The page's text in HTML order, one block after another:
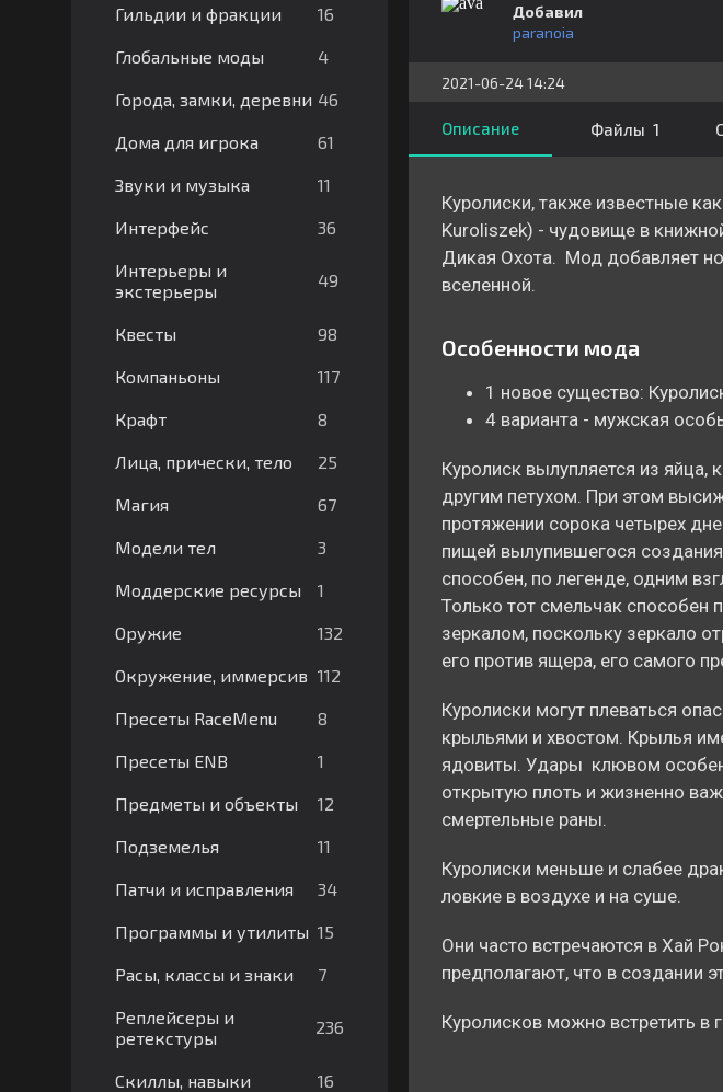
Гильдии и фракции 16
Глобальные моды 4
Города, замки, деревни 46
Дома для игрока 61
Звуки и музыка 11
Интерфейс 36
Интерьеры и
экстерьеры
49
Квесты 98
Компаньоны 117
Крафт 8
Лица, прически, тело 25
Магия 67
Модели тел 3
Моддерские ресурсы 1
Оружие 132
Окружение, иммерсив 112
Пресеты RaceMenu 8
Пресеты ENB 1
Предметы и объекты 12
Подземелья 11
Патчи и исправления 34
Программы и утилиты 15
Расы, классы и знаки 7
Реплейсеры и
ретекстуры
236
Скиллы, навыки 16
Добавил
paranoia
2021-06-24 14:24
Описание Файлы 1
Куролиски, также известные
Kuroliszek) - чудовище в
Дикая Охота. Мод добавляет
вселенной.
Особенности мода
1 новое существо:
4 варианта - мужская
Куролиск вылупляется из яйца,
другим петухом. При этом
протяжении сорока четырех
пищей вылупившегося
способен, по легенде, одним
Только тот смельчак способен
зеркалом, поскольку зеркало
его против ящера, его самого
Куролиски могут плеваться
крыльями и хвостом. Крылья
ядовиты. Удары клювом
открытую плоть и жизненно
смертельные раны.
Куролиски меньше и слабее
ловкие в воздухе и на суше.
Они часто встречаются в Хай
предполагают, что в создании
Куролисков можно встретить в